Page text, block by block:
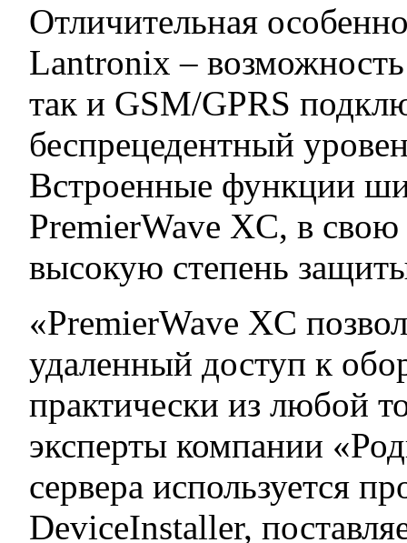
Отличительная
Lantronix –
так и GSM/GPRS
беспрецедентный
Встроенные функции
PremierWave XC, в
высокую степень
«PremierWave XC
удаленный доступ к
практически из любой
эксперты компании
сервера используется
DeviceInstaller,